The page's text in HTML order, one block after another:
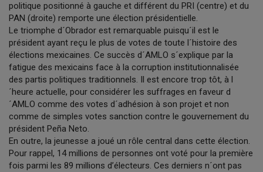
politique positionné à gauche et différent du PRI (centre) et du
PAN (droite) remporte une élection présidentielle.
Le triomphe d´Obrador est remarquable puisqu´il est le
président ayant reçu le plus de votes de toute l´histoire des
élections mexicaines. Ce succès d´AMLO s´explique par la
fatigue des mexicains face à la corruption institutionnalisée
des partis politiques traditionnels. Il est encore trop tôt, à l
´heure actuelle, pour considérer les suffrages en faveur d
´AMLO comme des votes d´adhésion à son projet et non
comme de simples votes sanction contre le gouvernement du
président Peña Neto.
En outre, la jeunesse a joué un rôle central dans cette élection.
Pour rappel, 14 millions de personnes ont voté pour la première
fois parmi les 89 millions d’électeurs. Ces derniers n´ont pas